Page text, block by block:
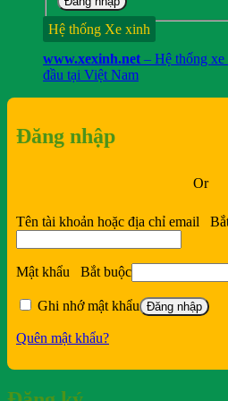
Hệ thống Xe xinh
www.xexinh.net – Hệ thống xe
đầu tại Việt Nam
Đăng nhập
Or
Tên tài khoản hoặc địa chỉ email
Mật khẩu Bắt buộc
Ghi nhớ mật khẩu Đăng nhập
Quên mật khẩu?